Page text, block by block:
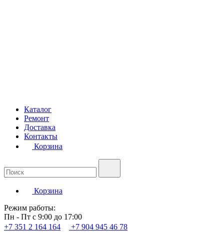
Каталог
Ремонт
Доставка
Контакты
Корзина
Корзина
Режим работы:
Пн - Пт с 9:00 до 17:00
+7 351 2 164 164
+7 904 945 46 78